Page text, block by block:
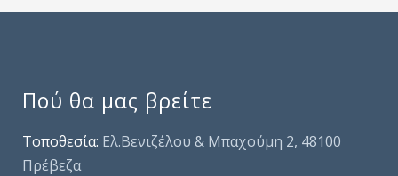
Πού θα μας βρείτε
Τοποθεσία: Ελ.Βενιζέλου & Μπαχούμη 2, 48100
Πρέβεζα